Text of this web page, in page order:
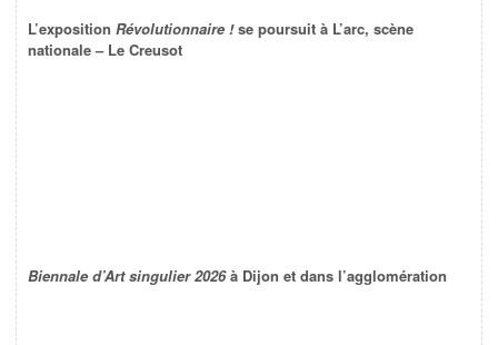
L’exposition Révolutionnaire !se poursuit à L’arc, scène
nationale – Le Creusot
Biennale d’Art singulier 2026à Dijon et dans l’agglomération